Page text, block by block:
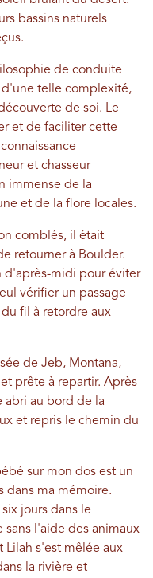
bassins naturels
de conduite
telle complexité,
de soi. Le
et de faciliter cette
et chasseur
immense de la
et de la flore locales.
comblés, il était
retourner à Boulder.
d'après-midi pour éviter
vérifier un passage
fil à retordre aux
de Jeb, Montana,
prête à repartir. Après
abri au bord de la
et repris le chemin du
sur mon dos est un
dans ma mémoire.
jours dans le
sans l'aide des animaux
Lilah s'est mêlée aux
la rivière et